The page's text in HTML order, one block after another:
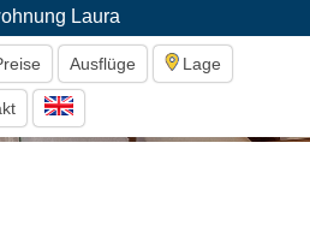
Laura
Ausflüge Lage